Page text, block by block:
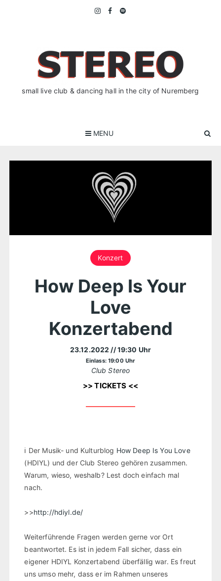
small live club & dancing hall in the city of Nuremberg
MENU
Konzert
How Deep Is Your
Love
Konzertabend
23.12.2022 // 19:30 Uhr
Einlass: 19:00 Uhr
Club Stereo
>> TICKETS <<
ℹ️ Der Musik- und Kulturblog How Deep Is You Love
(HDIYL) und der Club Stereo gehören zusammen.
Warum, wieso, weshalb? Lest doch einfach mal
nach.
>>http://hdiyl.de/
Weiterführende Fragen werden gerne vor Ort
beantwortet. Es ist in jedem Fall sicher, dass ein
eigener HDIYL Konzertabend überfällig war. Es freut
uns umso mehr, dass er im Rahmen unseres